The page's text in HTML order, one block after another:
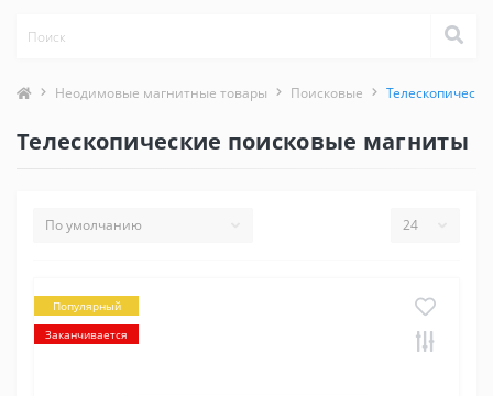
Неодимовые магнитные товары Поисковые
Телескопические поисковые магниты
Популярный
Заканчивается